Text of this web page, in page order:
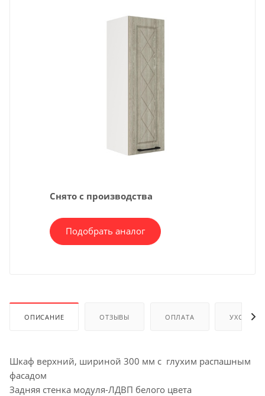
Снято с производства
Подобрать аналог
ОПИСАНИЕ ОТЗЫВЫ ОПЛАТА УХОД И
Шкаф верхний, шириной 300 мм с глухим распашным
фасадом
Задняя стенка модуля-ЛДВП белого цвета